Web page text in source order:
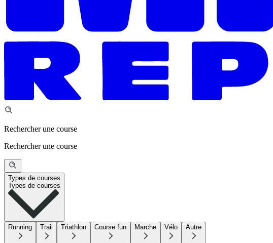
Rechercher une course
Rechercher une course
Types de courses
Types de courses
Running Trail Triathlon Course fun Marche Vélo Autre